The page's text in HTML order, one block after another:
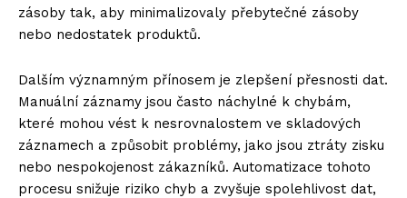
zásoby tak, aby minimalizovaly přebytečné zásoby
nebo nedostatek produktů.
Dalším významným přínosem je zlepšení přesnosti dat.
Manuální záznamy jsou často náchylné k chybám,
které mohou vést k nesrovnalostem ve skladových
záznamech a způsobit problémy, jako jsou ztráty zisku
nebo nespokojenost zákazníků. Automatizace tohoto
procesu snižuje riziko chyb a zvyšuje spolehlivost dat,